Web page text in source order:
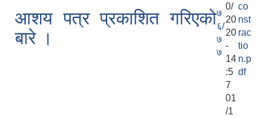
आशय पत्र प्रकाशित गरिएको
बारे ।
७
६/
७
७
0/
20
20
-
14
:5
7
co
nst
rac
tio
n.p
df
01
/1